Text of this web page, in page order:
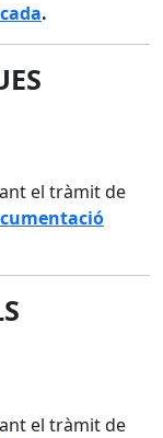
.
el tràmit de
el tràmit de